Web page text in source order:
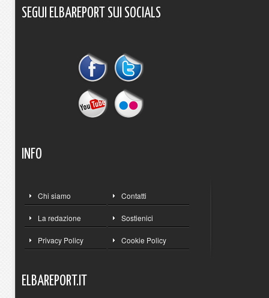
SEGUI ELBAREPORT SUI SOCIALS
INFO
Chi siamo Contatti
La redazione Sostienici
Privacy Policy Cookie Policy
ELBAREPORT.IT